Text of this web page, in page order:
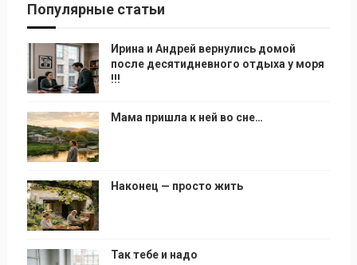
Популярные статьи
Ирина и Андрей вернулись домой
после десятидневного отдыха у моря
!!!
Мама пришла к ней во сне…
Наконец — просто жить
Так тебе и надо